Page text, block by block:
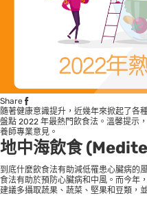
Share
隨著健康意識提升，近幾年來掀起了各
盤點 2022 年最熱門飲食法。溫馨提示
養師專業意見。
地中海飲食(
到底什麼飲食法有助減低罹患心臟病的
食法有助於預防心臟病和中風。而今年
建議多攝取蔬果、蔬菜、堅果和豆類，